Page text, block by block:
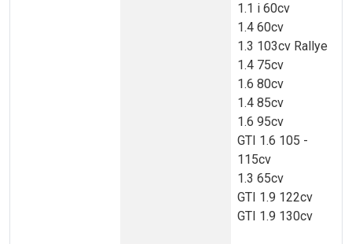
1.1 i 60cv
1.4 60cv
1.3 103cv Rallye
1.4 75cv
1.6 80cv
1.4 85cv
1.6 95cv
GTI 1.6 105 -
115cv
1.3 65cv
GTI 1.9 122cv
GTI 1.9 130cv